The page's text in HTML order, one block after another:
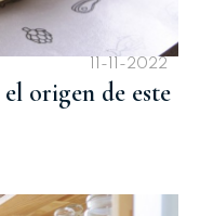
11-11-2022
el origen de este